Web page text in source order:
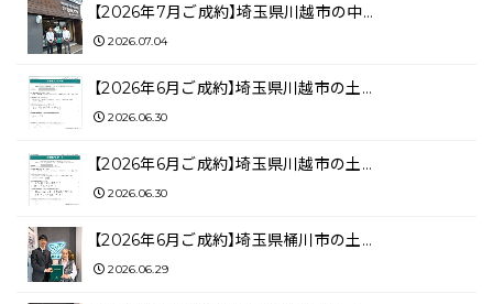
【2026年7月ご成約】埼玉県川越市の中…
2026.07.04
【2026年6月ご成約】埼玉県川越市の土…
2026.06.30
【2026年6月ご成約】埼玉県川越市の土…
2026.06.30
【2026年6月ご成約】埼玉県桶川市の土…
2026.06.29